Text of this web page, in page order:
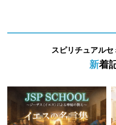
スピリチュアル
新着